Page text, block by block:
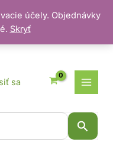
účely. Objednávky
Skryť
sa